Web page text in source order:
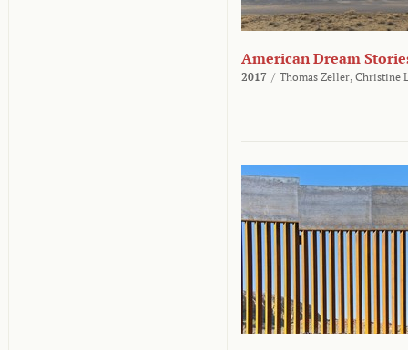
American Dream
2017 / Thomas Zeller, Christine